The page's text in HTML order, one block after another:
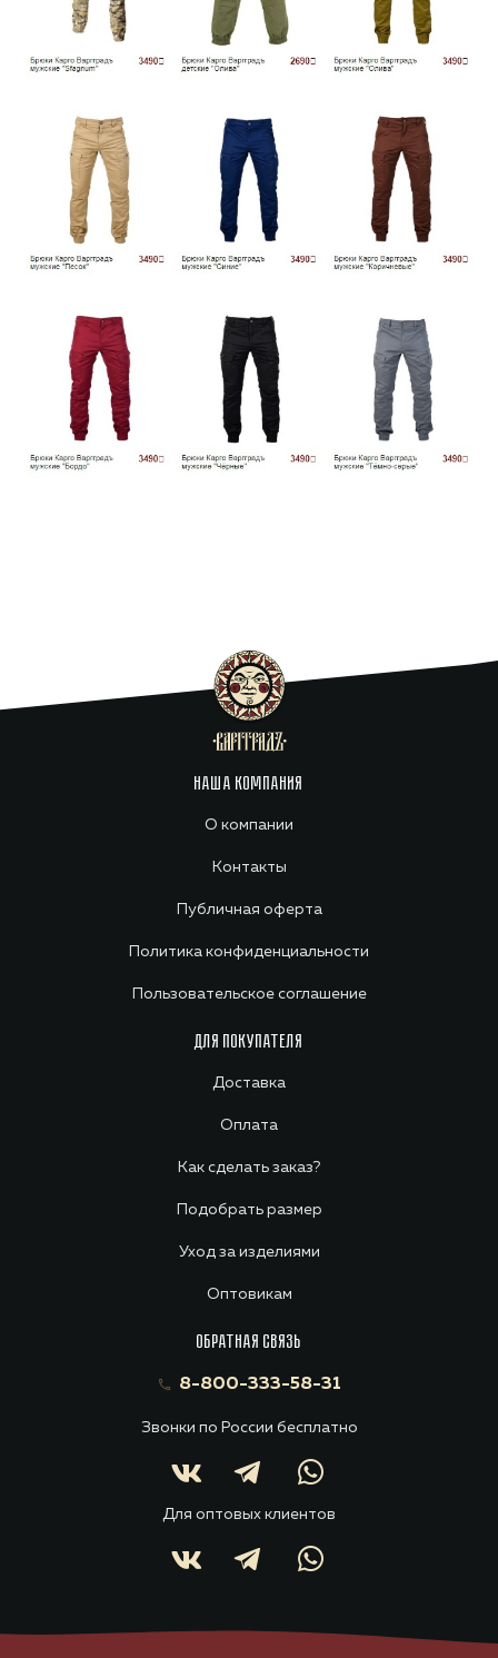
НАША КОМПАНИЯ
О компании
Контакты
Публичная оферта
Политика конфиденциальности
Пользовательское соглашение
ДЛЯ ПОКУПАТЕЛЯ
Доставка
Оплата
Как сделать заказ?
Подобрать размер
Уход за изделиями
Оптовикам
ОБРАТНАЯ СВЯЗЬ
8-800-333-58-31
Звонки по России бесплатно
Для оптовых клиентов